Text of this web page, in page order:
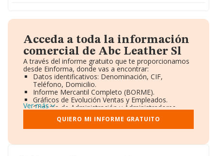
Acceda a toda la información
comercial de Abc Leather Sl
A través del informe gratuito que te proporcionamos
desde Einforma, donde vas a encontrar:
Datos identificativos: Denominación, CIF,
Teléfono, Domicilio.
Informe Mercantil Completo (BORME).
Gráficos de Evolución Ventas y Empleados.
Consejo de Administración y Administradores.
Directivos y Ejecutivos.
Accionistas.
Participaciones y Vinculaciones en otras empresas.
Información oficial y registral complementaria.
Ver más
QUIERO MI INFORME GRATUITO